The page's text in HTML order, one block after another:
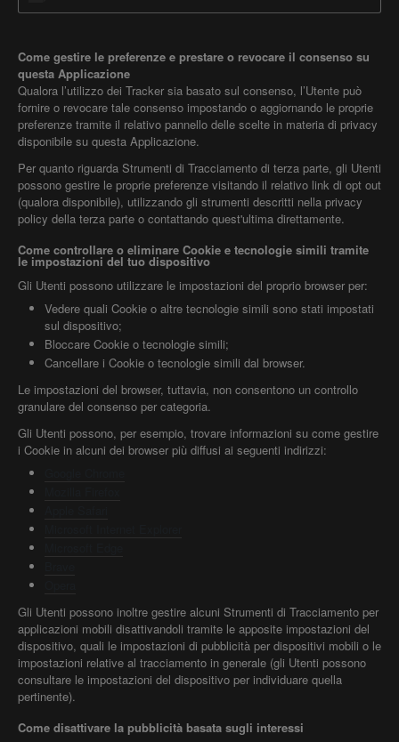
Come gestire le preferenze e prestare o revocare il consenso su
questa Applicazione
Qualora l’utilizzo dei Tracker sia basato sul consenso, l’Utente può
fornire o revocare tale consenso impostando o aggiornando le proprie
preferenze tramite il relativo pannello delle scelte in materia di privacy
disponibile su questa Applicazione.
Per quanto riguarda Strumenti di Tracciamento di terza parte, gli Utenti
possono gestire le proprie preferenze visitando il relativo link di opt out
(qualora disponibile), utilizzando gli strumenti descritti nella privacy
policy della terza parte o contattando quest'ultima direttamente.
Come controllare o eliminare Cookie e tecnologie simili tramite
le impostazioni del tuo dispositivo
Gli Utenti possono utilizzare le impostazioni del proprio browser per:
Vedere quali Cookie o altre tecnologie simili sono stati impostati
sul dispositivo;
Bloccare Cookie o tecnologie simili;
Cancellare i Cookie o tecnologie simili dal browser.
Le impostazioni del browser, tuttavia, non consentono un controllo
granulare del consenso per categoria.
Gli Utenti possono, per esempio, trovare informazioni su come gestire
i Cookie in alcuni dei browser più diffusi ai seguenti indirizzi:
Gli Utenti possono inoltre gestire alcuni Strumenti di Tracciamento per
applicazioni mobili disattivandoli tramite le apposite impostazioni del
dispositivo, quali le impostazioni di pubblicità per dispositivi mobili o le
impostazioni relative al tracciamento in generale (gli Utenti possono
consultare le impostazioni del dispositivo per individuare quella
pertinente).
Come disattivare la pubblicità basata sugli interessi